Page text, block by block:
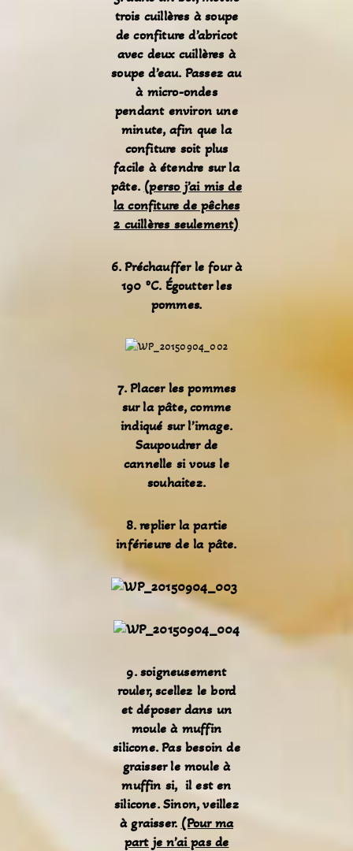
trois cuillères à soupe
de confiture d’abricot
avec deux cuillères à
soupe d’eau. Passez au
à micro-ondes
pendant environ une
minute, afin que la
confiture soit plus
facile à étendre sur la
pâte. (perso j’ai mis de
la confiture de pêches
2 cuillères seulement)
6. Préchauffer le four à
190 ºC. Égoutter les
pommes.
7. Placer les pommes
sur la pâte, comme
indiqué sur l’image.
Saupoudrer de
cannelle si vous le
souhaitez.
8. replier la partie
inférieure de la pâte.
9. soigneusement
rouler, scellez le bord
et déposer dans un
moule à muffin
silicone.Pas besoin de
graisser le moule à
muffin si, il est en
silicone. Sinon, veillez
à graisser. (Pour ma
part je n’ai pas de